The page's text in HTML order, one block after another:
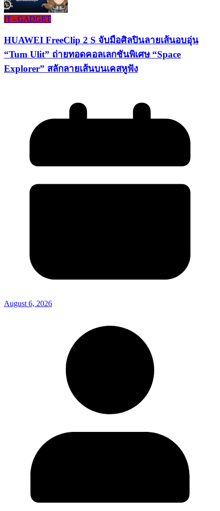
IT - GADGET
HUAWEI FreeClip 2 S จับมือศิลปินลายเส้นอบอุ่น
“Tum Ulit” ถ่ายทอดคอลเลกชันพิเศษ “Space
Explorer” สลักลายเส้นบนเคสหูฟัง
August 6, 2026